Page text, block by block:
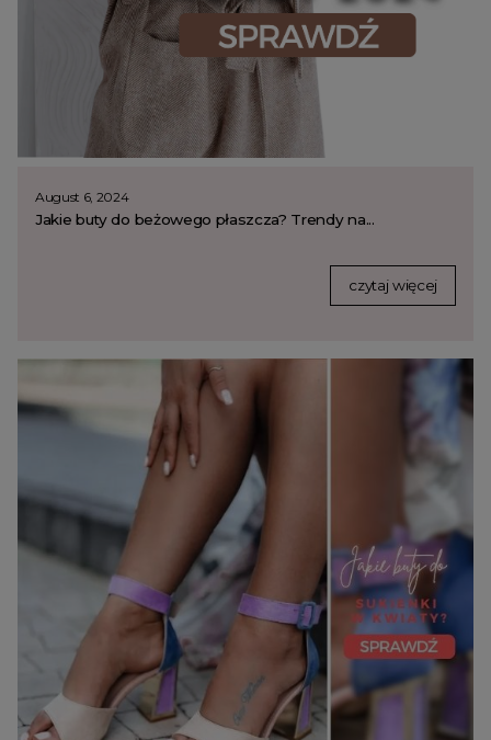
August 6, 2024
Jakie buty do beżowego płaszcza? Trendy na...
czytaj więcej